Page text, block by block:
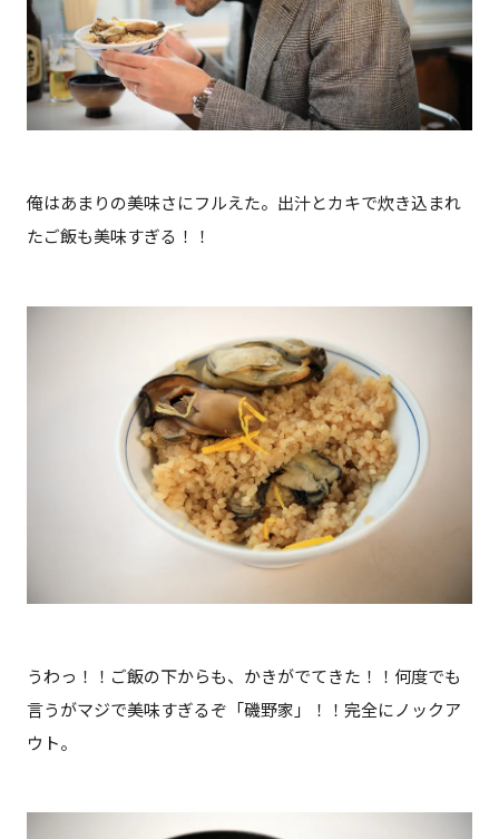
俺はあまりの美味さにフルえた。出汁とカキで炊き込まれ
たご飯も美味すぎる！！
うわっ！！ご飯の下からも、かきがでてきた！！何度でも
言うがマジで美味すぎるぞ「磯野家」！！完全にノックア
ウト。